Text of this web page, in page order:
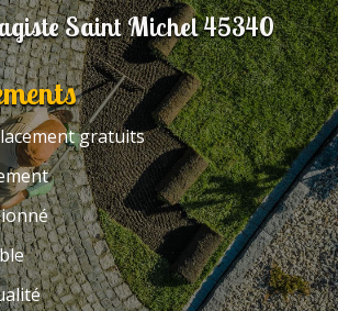
Saint Michel 45340
gratuits